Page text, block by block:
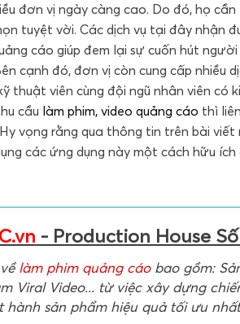
đơn vị ngày càng cao. Do đó, họ
tuyệt vời. Các dịch vụ tại đây nhận
cáo giúp đem lại sự cuốn hút
cạnh đó, đơn vị còn cung cấp nhiều
thuật viên cùng đội ngũ nhân viên có
cầu làm phim, video quảng cáo thì
vọng rằng qua thông tin trên bài
các ứng dụng này một cách hữu ích
- Production House Số
làm phim quảng cáobao gồm:
Viral Video... từ việc xây dựng
sản phẩm hiệu quả tối ưu